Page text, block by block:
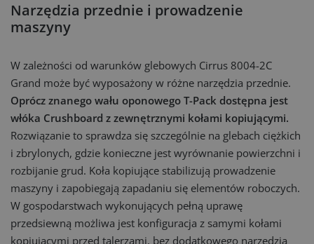
Narzędzia przednie i prowadzenie
maszyny
W zależności od warunków glebowych Cirrus 8004-2C
Grand może być wyposażony w różne narzędzia przednie.
Oprócz znanego wału oponowego T-Pack dostępna jest
włóka Crushboard z zewnętrznymi kołami kopiującymi.
Rozwiązanie to sprawdza się szczególnie na glebach ciężkich
i zbrylonych, gdzie konieczne jest wyrównanie powierzchni i
rozbijanie grud. Koła kopiujące stabilizują prowadzenie
maszyny i zapobiegają zapadaniu się elementów roboczych.
W gospodarstwach wykonujących pełną uprawę
przedsiewną możliwa jest konfiguracja z samymi kołami
kopiującymi przed talerzami, bez dodatkowego narzędzia